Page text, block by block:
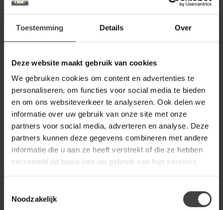
Toestemming Details Over
Deze website maakt gebruik van cookies
We gebruiken cookies om content en advertenties te
personaliseren, om functies voor social media te bieden
en om ons websiteverkeer te analyseren. Ook delen we
informatie over uw gebruik van onze site met onze
partners voor social media, adverteren en analyse. Deze
partners kunnen deze gegevens combineren met andere
informatie die u aan ze heeft verstrekt of die ze hebben
verzameld op basis van uw gebruik van hun services.
Noodzakelijk
Op voorraad
LABEL51
Op voorraad
BENOA
Benoa Tuin Barstoel
Op voorraad
199,00
Label51 Barkruk Lone - Beige -